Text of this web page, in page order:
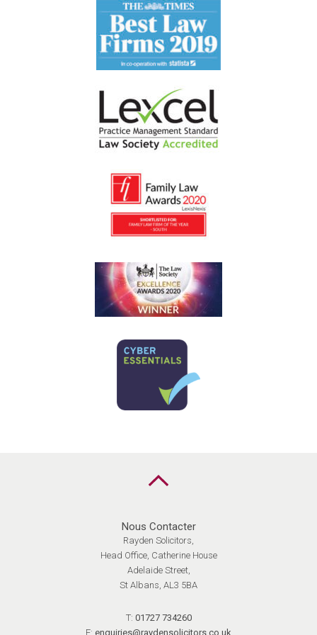
Nous Contacter
Rayden Solicitors,
Head Office, Catherine House
Adelaide Street,
St Albans, AL3 5BA
T: 01727 734260
E: enquiries@raydensolicitors.co.uk
Retour